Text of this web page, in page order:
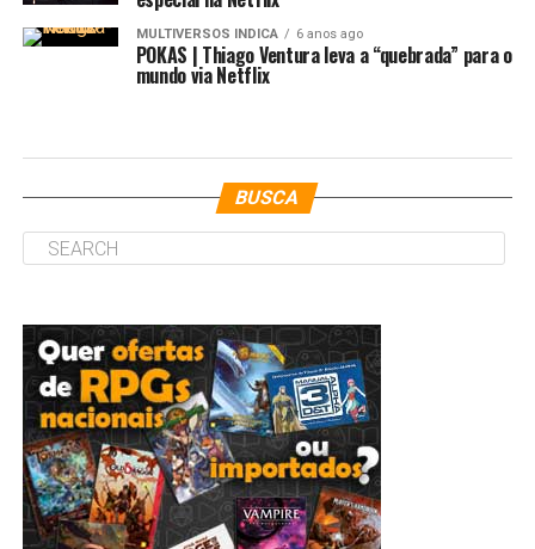
MULTIVERSOS INDICA 6 anos ago
POKAS | Thiago Ventura leva a “quebrada” para o
mundo via Netflix
BUSCA